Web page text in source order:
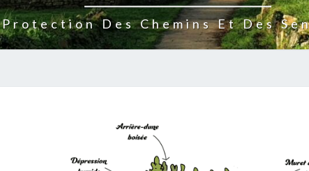
Protection Des Chemins Et Des